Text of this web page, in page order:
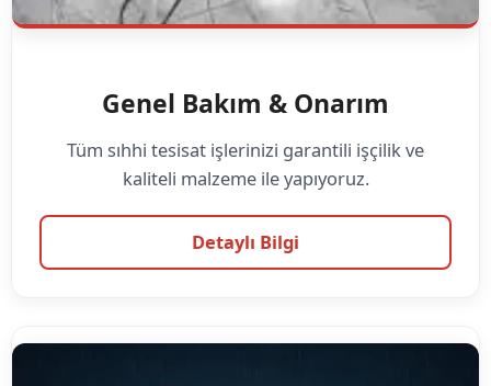
Genel Bakım & Onarım
Tüm sıhhi tesisat işlerinizi garantili işçilik ve
kaliteli malzeme ile yapıyoruz.
Detaylı Bilgi